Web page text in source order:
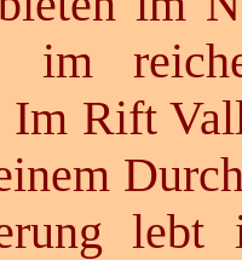
im
Im Rift